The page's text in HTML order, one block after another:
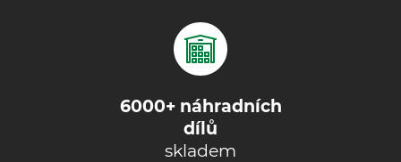
6000+ náhradních
dílů
skladem